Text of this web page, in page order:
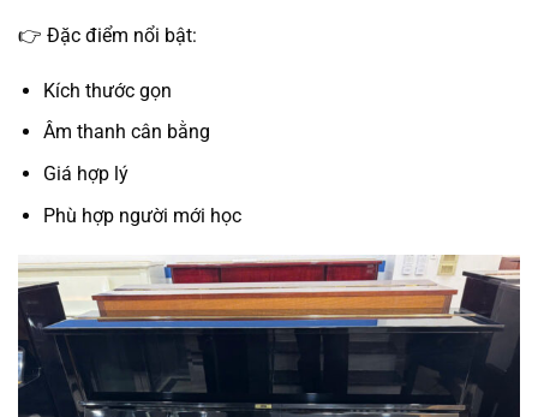
👉 Đặc điểm nổi bật:
Kích thước gọn
Âm thanh cân bằng
Giá hợp lý
Phù hợp người mới học